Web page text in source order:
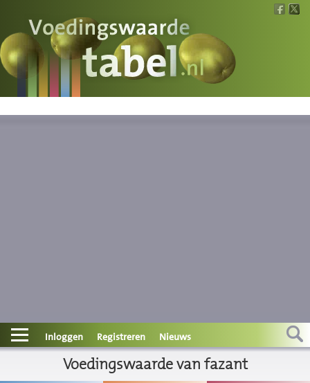
Voedingswaarde
Wat is wat?
Contact
Informatie
Inloggen Registreren Nieuws
Voedingswaarde van fazant